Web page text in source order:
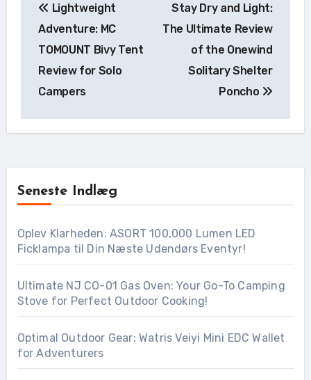
Lightweight
Adventure: MC
TOMOUNT Bivy Tent
Review for Solo
Campers
Stay Dry and Light:
The Ultimate Review
of the Onewind
Solitary Shelter
Poncho
Seneste Indlæg
Oplev Klarheden: ASORT 100,000 Lumen LED
Ficklampa til Din Næste Udendørs Eventyr!
Ultimate NJ CO-01 Gas Oven: Your Go-To Camping
Stove for Perfect Outdoor Cooking!
Optimal Outdoor Gear: Watris Veiyi Mini EDC Wallet
for Adventurers